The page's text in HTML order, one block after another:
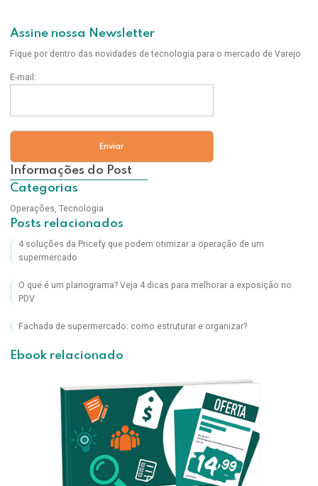
Assine nossa Newsletter
Fique por dentro das novidades de tecnologia para o mercado de Varejo
E-mail:
Informações do Post
Categorias
Operações, Tecnologia
Posts relacionados
4 soluções da Pricefy que podem otimizar a operação de um
supermercado
O que é um planograma? Veja 4 dicas para melhorar a exposição no
PDV
Fachada de supermercado: como estruturar e organizar?
Ebook relacionado